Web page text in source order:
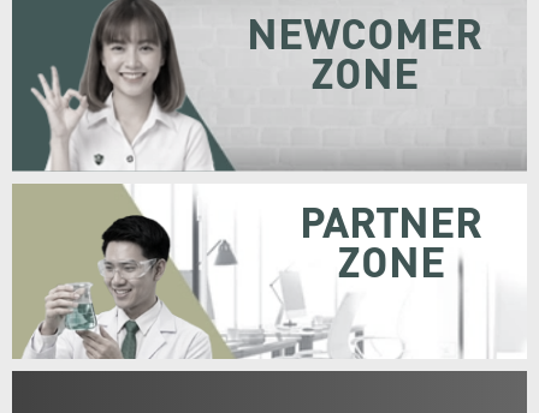
NEWCOMER
ZONE
PARTNER
ZONE